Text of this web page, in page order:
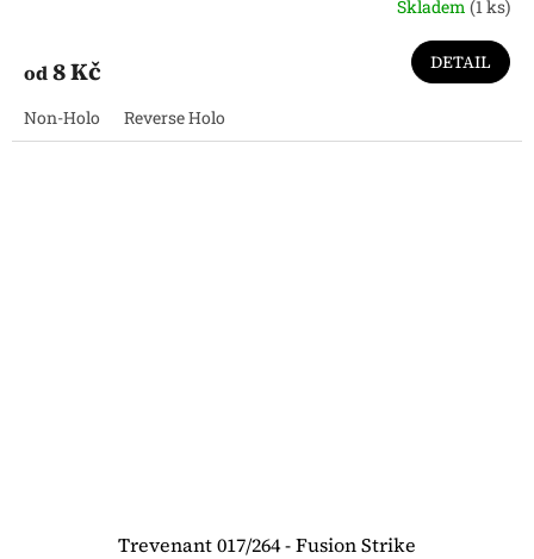
Skladem (1 ks)
od8 Kč DETAIL
Non-Holo Reverse Holo
Trevenant 017/264 - Fusion Strike